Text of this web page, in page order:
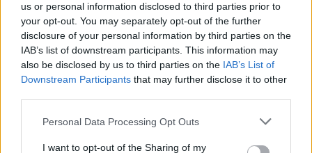
us or personal information disclosed to third parties prior to
your opt-out. You may separately opt-out of the further
disclosure of your personal information by third parties on the
IAB’s list of downstream participants. This information may
also be disclosed by us to third parties on the IAB’s List of
Downstream Participants that may further disclose it to other
Personal Data Processing Opt Outs
I want to opt-out of the Sharing of my
Responder
Rauldiazz
Publicado20 de Enero del 2011
NeverLander dijo:
Uploaded withImageShack.us [/img]